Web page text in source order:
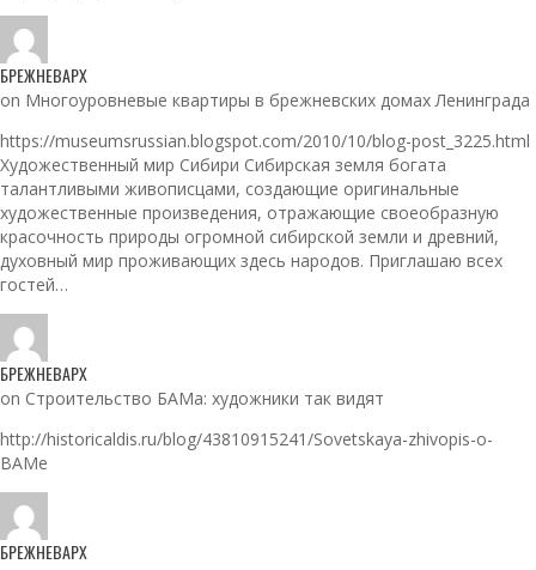
БРЕЖНЕВАРХ
on Многоуровневые квартиры в брежневских домах Ленинграда
https://museumsrussian.blogspot.com/2010/10/blog-post_3225.html
Художественный мир Сибири Сибирская земля богата
талантливыми живописцами, создающие оригинальные
художественные произведения, отражающие своеобразную
красочность природы огромной сибирской земли и древний,
духовный мир проживающих здесь народов. Приглашаю всех
гостей…
БРЕЖНЕВАРХ
on Строительство БАМа: художники так видят
http://historicaldis.ru/blog/43810915241/Sovetskaya-zhivopis-o-
BAMe
БРЕЖНЕВАРХ